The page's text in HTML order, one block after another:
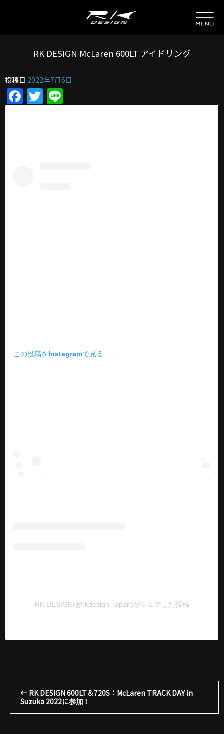
RK DESIGN McLaren 600LT アイドリング
投稿日 2022年7月6日
Facebook
Twitter
この投稿をInstagramで見る
RK DESIGN(@rkdesign_japan)がシェアした投稿
← RK DESIGN 600LT＆720S：McLaren TRACK DAY in
Suzuka 2022に参加！